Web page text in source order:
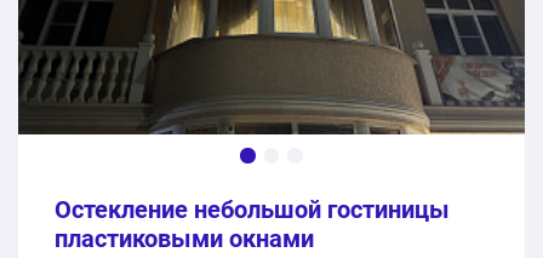
Услуги доставки и установки под ключ
1 услуга
Остекление небольшой гостиницы
пластиковыми окнами